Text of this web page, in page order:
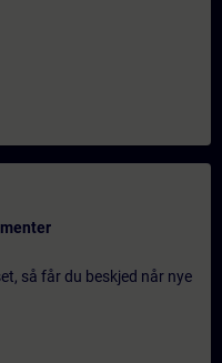
så får du beskjed når nye